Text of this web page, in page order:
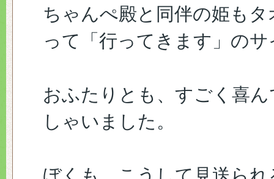
ちゃんぺ殿と同伴の姫も
って「行ってきます」のサ
おふたりとも、すごく喜
しゃいました。